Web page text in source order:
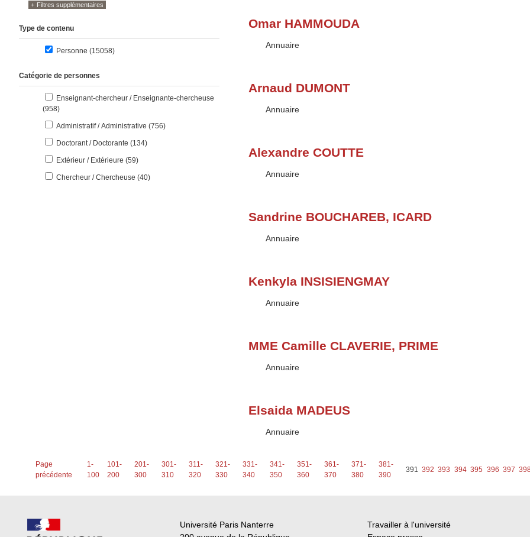
Filtres supplémentaires
Type de contenu
Personne (15058résultats
)
Catégorie de personnes
Enseignant-chercheur / Enseignante-chercheuse
(958résultats
)
Administratif / Administrative (756résultats
)
Doctorant / Doctorante (134résultats
)
Extérieur / Extérieure (59résultats
)
Chercheur / Chercheuse (40résultats
)
Omar HAMMOUDA
Type :
Annuaire
Arnaud DUMONT
Type :
Annuaire
Alexandre COUTTE
Type :
Annuaire
Sandrine BOUCHAREB, ICARD
Type :
Annuaire
Kenkyla INSISIENGMAY
Type :
Annuaire
MME Camille CLAVERIE, PRIME
Type :
Annuaire
Elsaida MADEUS
Type :
Annuaire
Page
précédente
1-
100
101-
200
201-
300
301-
310
311-
320
321-
330
331-
340
341-
350
351-
360
361-
370
371-
380
381-
390
391 392 393 394 395 396 397
Université Paris Nanterre
Travailler à l'université